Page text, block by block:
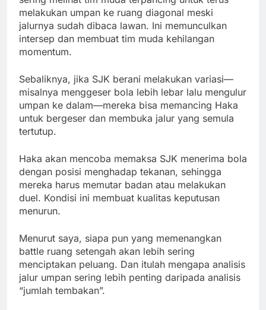
melakukan umpan ke ruang diagonal meski
jalurnya sudah dibaca lawan. Ini memunculkan
intersep dan membuat tim muda kehilangan
momentum.
Sebaliknya, jika SJK berani melakukan variasi—
misalnya menggeser bola lebih lebar lalu mengulur
umpan ke dalam—mereka bisa memancing Haka
untuk bergeser dan membuka jalur yang semula
tertutup.
Haka akan mencoba memaksa SJK menerima bola
dengan posisi menghadap tekanan, sehingga
mereka harus memutar badan atau melakukan
duel. Kondisi ini membuat kualitas keputusan
menurun.
Menurut saya, siapa pun yang memenangkan
battle ruang setengah akan lebih sering
menciptakan peluang. Dan itulah mengapa analisis
jalur umpan sering lebih penting daripada analisis
“jumlah tembakan”.